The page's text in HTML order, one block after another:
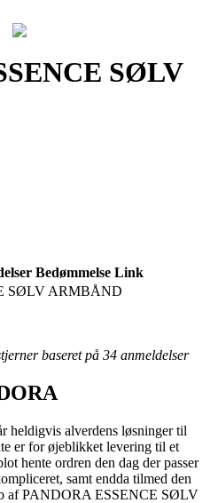
SØLV
Bedømmelse Link
SØLV ARMBÅND
baseret på 34 anmeldelser
heldigvis alverdens løsninger til
er for øjeblikket levering til et
hente ordren den dag der passer
samt endda tilmed den
af PANDORA ESSENCE SØLV